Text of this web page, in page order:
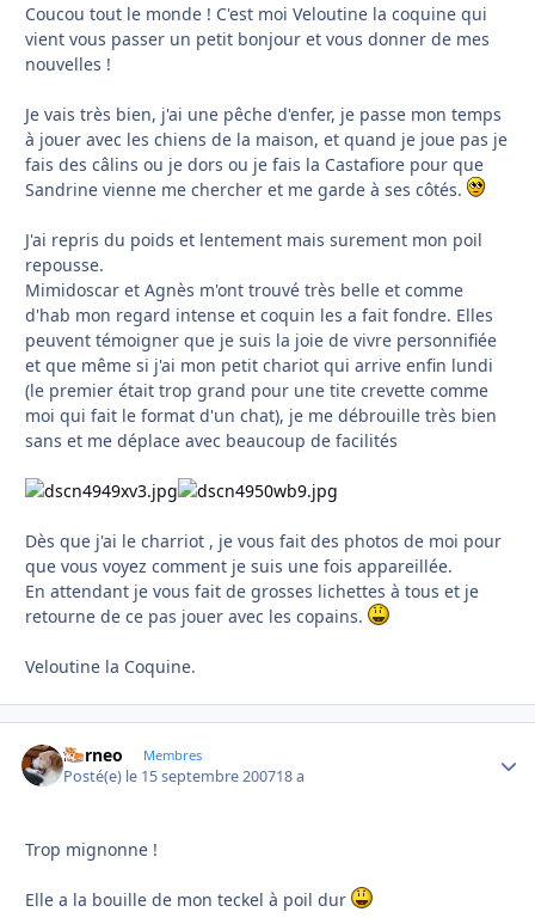
Coucou tout le monde ! C'est moi Veloutine la coquine qui
vient vous passer un petit bonjour et vous donner de mes
nouvelles !
Je vais très bien, j'ai une pêche d'enfer, je passe mon temps
à jouer avec les chiens de la maison, et quand je joue pas je
fais des câlins ou je dors ou je fais la Castafiore pour que
Sandrine vienne me chercher et me garde à ses côtés.
J'ai repris du poids et lentement mais surement mon poil
repousse.
Mimidoscar et Agnès m'ont trouvé très belle et comme
d'hab mon regard intense et coquin les a fait fondre. Elles
peuvent témoigner que je suis la joie de vivre personnifiée
et que même si j'ai mon petit chariot qui arrive enfin lundi
(le premier était trop grand pour une tite crevette comme
moi qui fait le format d'un chat), je me débrouille très bien
sans et me déplace avec beaucoup de facilités
Dès que j'ai le charriot , je vous fait des photos de moi pour
que vous voyez comment je suis une fois appareillée.
En attendant je vous fait de grosses lichettes à tous et je
retourne de ce pas jouer avec les copains.
Veloutine la Coquine.
borneo Membres
Posté(e) le 15 septembre 200718 a
Trop mignonne !
Elle a la bouille de mon teckel à poil dur